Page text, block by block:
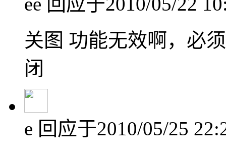
关图 功能无效啊，必
闭
e 回应于2010/05/25